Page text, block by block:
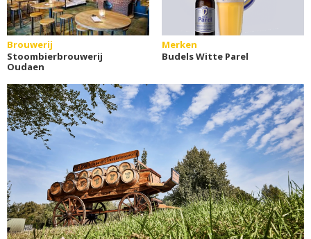
Brouwerij
Stoombierbrouwerij
Oudaen
Merken
Budels Witte Parel